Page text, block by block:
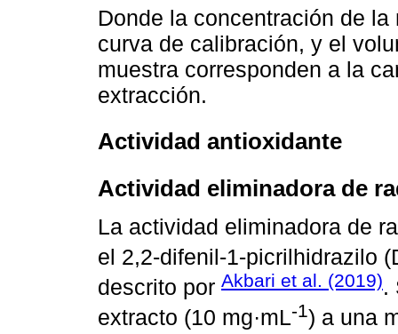
Donde la concentración de
curva de calibración, y el
muestra corresponden a la
extracción.
Actividad antioxidante
Actividad eliminadora de
La actividad eliminadora de
el 2,2-difenil-1-picrilhidrazilo
descrito por Akbari et al. (2019).
extracto (10 mg·mL-1) a una